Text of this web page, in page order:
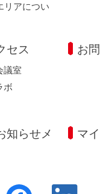
リアについ
セス
議室
ボ
お
知らせメ
マ